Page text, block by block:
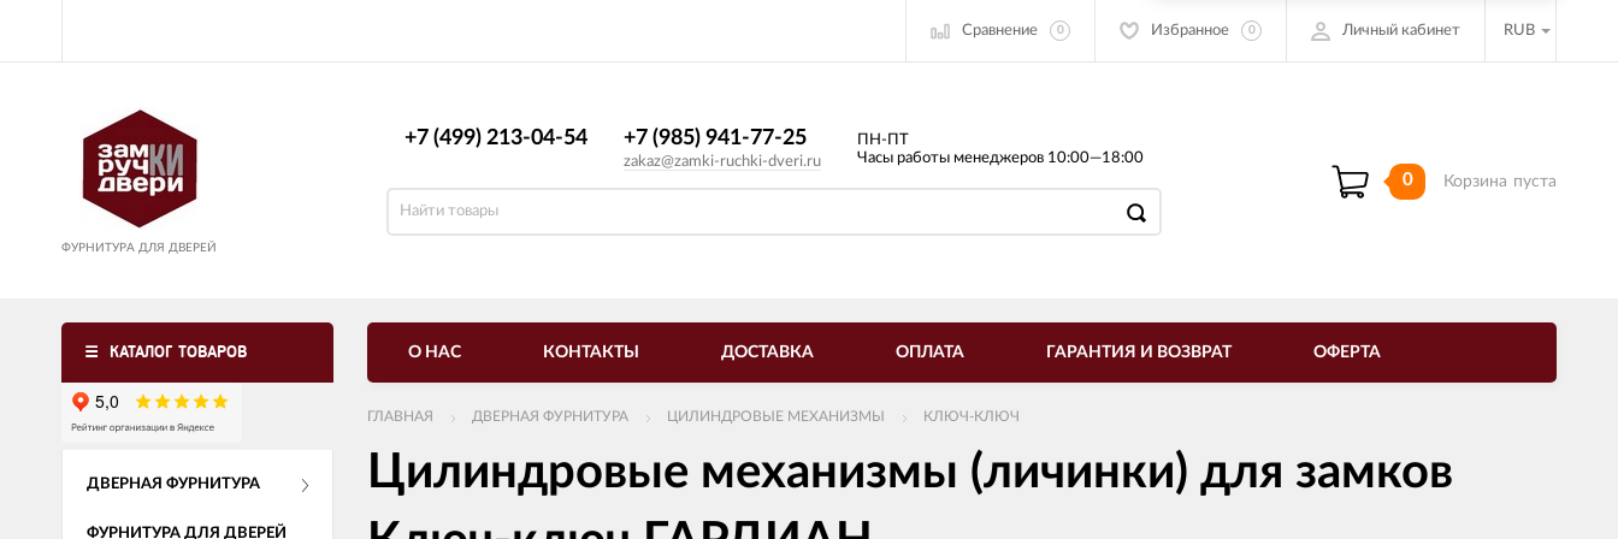
Сравнение 0 Избранное 0 Личный кабинет RUB
ФУРНИТУРА ДЛЯ ДВЕРЕЙ
+7 (499) 213-04-54​ +7 (985) 941-77-25
zakaz@zamki-ruchki-dveri.ru
ПН-ПТ
Часы работы менеджеров 10:00—18:00
0 Корзина пуста
КАТАЛОГ ТОВАРОВ
ДВЕРНАЯ ФУРНИТУРА
ФУРНИТУРА ДЛЯ ДВЕРЕЙ
О НАС КОНТАКТЫ ДОСТАВКА ОПЛАТА ГАРАНТИЯ И ВОЗВРАТ ОФЕРТА
ГЛАВНАЯ ДВЕРНАЯ ФУРНИТУРА ЦИЛИНДРОВЫЕ МЕХАНИЗМЫ КЛЮЧ-КЛЮЧ
Цилиндровые механизмы (личинки) для замков